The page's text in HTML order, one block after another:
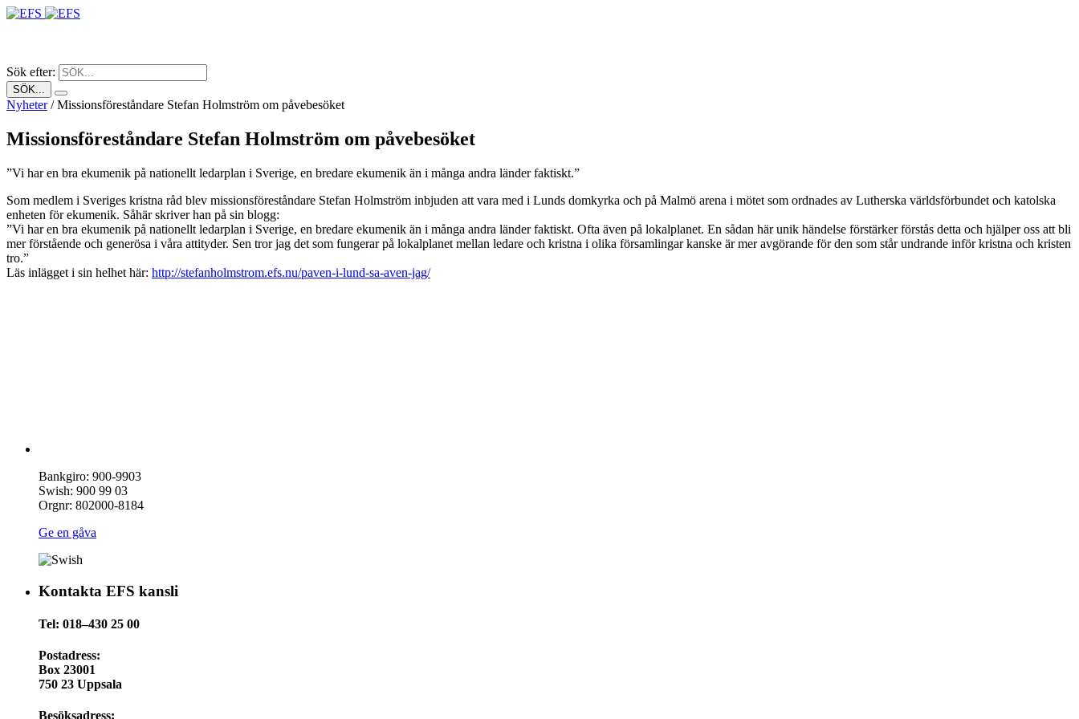
Sök efter:
Nyheter/Missionsföreståndare Stefan Holmström om påvebesöket
Missionsföreståndare Stefan Holmström om påvebesöket
”Vi har en bra ekumenik på nationellt ledarplan i Sverige, en bredare ekumenik än i många andra länder faktiskt.”
Som medlem i Sveriges kristna råd blev missionsföreståndare Stefan Holmström inbjuden att vara med i Lunds domkyrka och på Malmö arena i mötet som ordnades av Lutherska världsförbundet och katolska
enheten för ekumenik. Såhär skriver han på sin blogg:
”Vi har en bra ekumenik på nationellt ledarplan i Sverige, en bredare ekumenik än i många andra länder faktiskt. Ofta även på lokalplanet. En sådan här unik händelse förstärker förstås detta och hjälper oss att bli
mer förstående och generösa i våra attityder. Sen tror jag det som fungerar på lokalplanet mellan ledare och kristna i olika församlingar kanske är mer avgörande för den som står undrande inför kristna och kristen
tro.”
Läs inlägget i sin helhet här: http://stefanholmstrom.efs.nu/paven-i-lund-sa-aven-jag/
Bankgiro: 900-9903
Swish: 900 99 03
Orgnr: 802000-8184
Ge en gåva
Kontakta EFS kansli
Tel: 018–430 25 00
Postadress:
Box 23001
750 23 Uppsala
Besöksadress: